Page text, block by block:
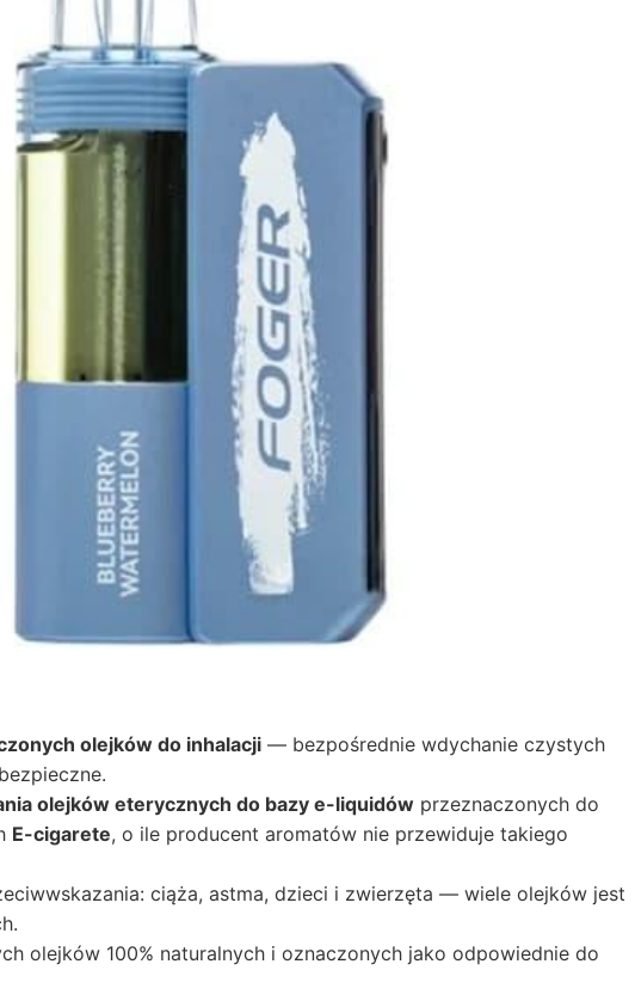
olejków do inhalacji — bezpośrednie wdychanie czystych
olejków eterycznych do bazy e-liquidów przeznaczonych do
E-cigarete, o ile producent aromatów nie przewiduje takiego
ciąża, astma, dzieci i zwierzęta — wiele olejków jest
olejków 100% naturalnych i oznaczonych jako odpowiednie do